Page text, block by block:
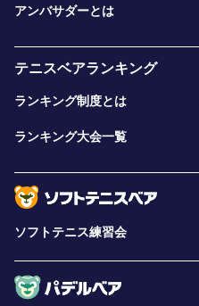
アンバサダーとは
テニスベアランキング
ランキング制度とは
ランキング大会一覧
ソフトテニス練習会